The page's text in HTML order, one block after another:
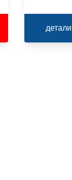
детали